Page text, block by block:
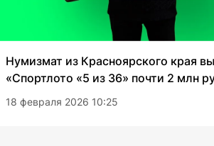
Нумизмат из Красноярского края
«Спортлото «5 из 36» почти 2 млн
18 февраля 2026 10:25